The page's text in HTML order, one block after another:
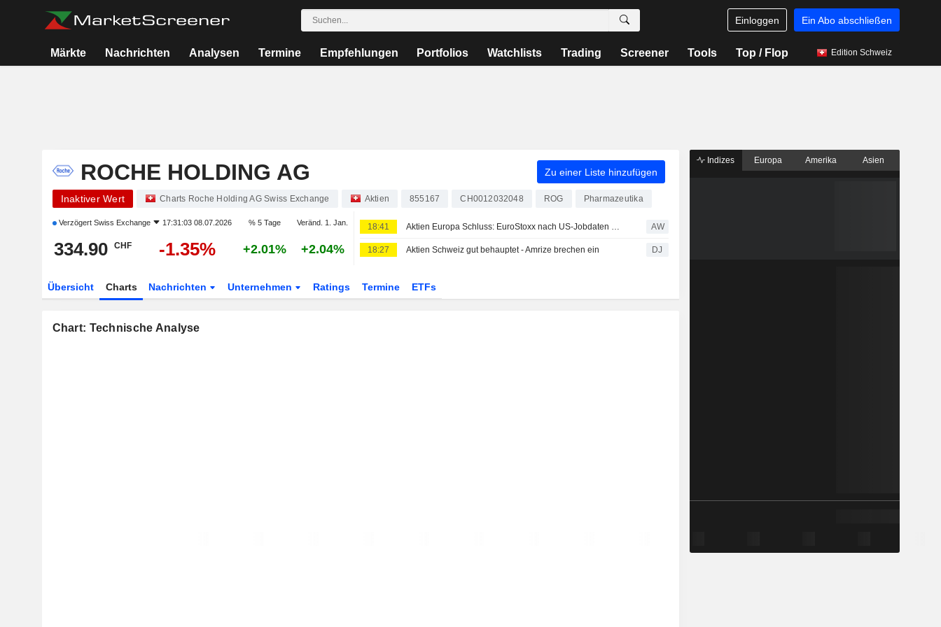
Einloggen Ein Abo abschließen
Märkte Nachrichten Analysen Termine Empfehlungen Portfolios Watchlists Trading Screener Tools Top / Flop Edition Schweiz
ROCHE HOLDING AG Zu einer Liste hinzufügen
Inaktiver Wert Charts Roche Holding AG Swiss Exchange Aktien 855167 CH0012032048 ROG Pharmazeutika
Verzögert Swiss Exchange 17:31:03 08.07.2026 % 5 Tage Veränd. 1. Jan.
334.90 CHF -1.35% +2.01% +2.04%
18:41 Aktien Europa Schluss: EuroStoxx nach US-Jobdaten weiter auf Rekordkurs AW
18:27 Aktien Schweiz gut behauptet - Amrize brechen ein DJ
Übersicht Charts Nachrichten Unternehmen Ratings Termine ETFs
Chart: Technische Analyse
Indizes Europa Amerika Asien